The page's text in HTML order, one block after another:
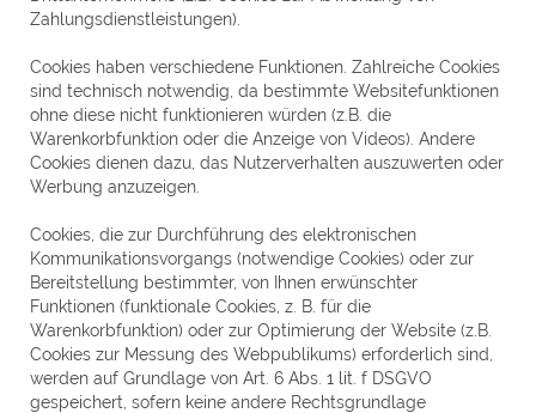
Zahlungsdienstleistungen).
Cookies haben verschiedene Funktionen. Zahlreiche Cookies
sind technisch notwendig, da bestimmte Websitefunktionen
ohne diese nicht funktionieren würden (z.B. die
Warenkorbfunktion oder die Anzeige von Videos). Andere
Cookies dienen dazu, das Nutzerverhalten auszuwerten oder
Werbung anzuzeigen.
Cookies, die zur Durchführung des elektronischen
Kommunikationsvorgangs (notwendige Cookies) oder zur
Bereitstellung bestimmter, von Ihnen erwünschter
Funktionen (funktionale Cookies, z. B. für die
Warenkorbfunktion) oder zur Optimierung der Website (z.B.
Cookies zur Messung des Webpublikums) erforderlich sind,
werden auf Grundlage von Art. 6 Abs. 1 lit. f DSGVO
gespeichert, sofern keine andere Rechtsgrundlage